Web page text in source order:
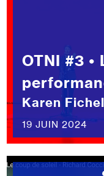
OTNI #3 •
Karen
19 JUIN 2024